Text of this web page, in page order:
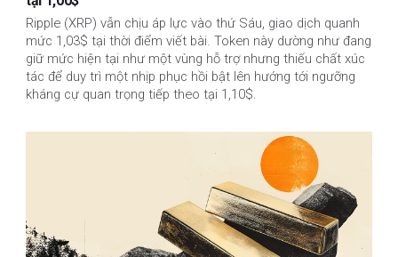
Ripple (XRP) vẫn chịu áp lực vào thứ Sáu, giao dịch quanh
mức 1,03$ tại thời điểm viết bài. Token này dường như đang
giữ mức hiện tại như một vùng hỗ trợ nhưng thiếu chất xúc
tác để duy trì một nhịp phục hồi bật lên hướng tới ngưỡng
kháng cự quan trọng tiếp theo tại 1,10$.